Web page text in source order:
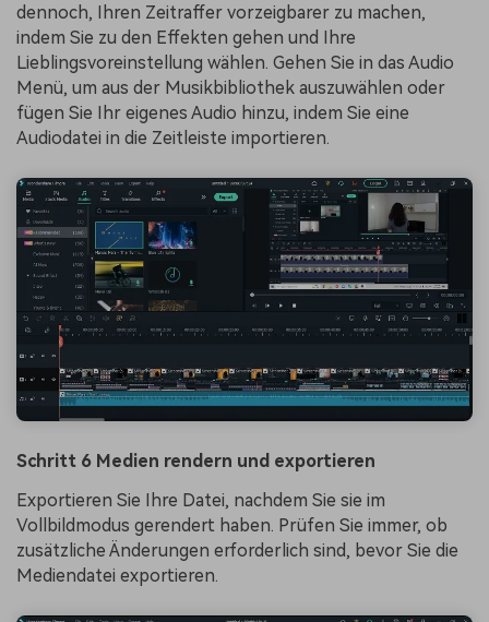
dennoch, Ihren Zeitraffer vorzeigbarer zu machen,
indem Sie zu den Effekten gehen und Ihre
Lieblingsvoreinstellung wählen. Gehen Sie in das Audio
Menü, um aus der Musikbibliothek auszuwählen oder
fügen Sie Ihr eigenes Audio hinzu, indem Sie eine
Audiodatei in die Zeitleiste importieren.
Schritt 6 Medien rendern und exportieren
Exportieren Sie Ihre Datei, nachdem Sie sie im
Vollbildmodus gerendert haben. Prüfen Sie immer, ob
zusätzliche Änderungen erforderlich sind, bevor Sie die
Mediendatei exportieren.